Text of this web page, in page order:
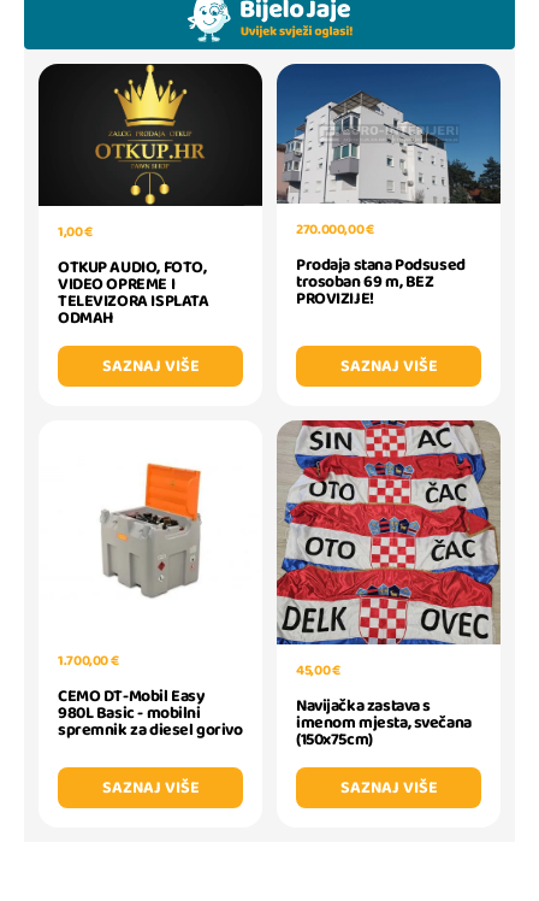
1,00 €
OTKUP AUDIO, FOTO,
VIDEO OPREME I
TELEVIZORA ISPLATA
ODMAH
SAZNAJ VIŠE
270.000,00 €
Prodaja stana Podsused
trosoban 69 m, BEZ
PROVIZIJE!
SAZNAJ VIŠE
1.700,00 €
CEMO DT-Mobil Easy
980L Basic - mobilni
spremnik za diesel gorivo
SAZNAJ VIŠE
45,00 €
Navijačka zastava s
imenom mjesta, svečana
(150x75cm)
SAZNAJ VIŠE